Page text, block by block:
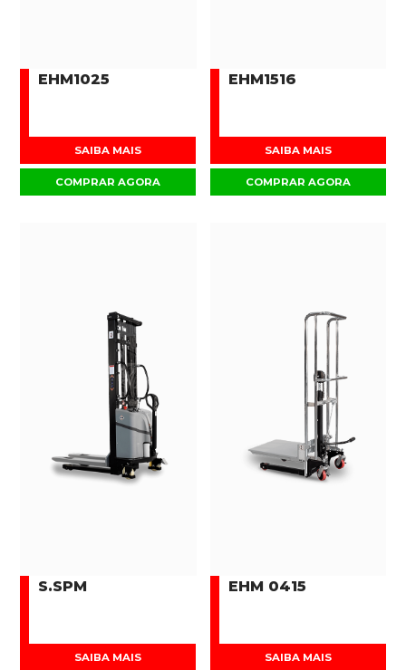
EHM1025
SAIBA MAIS
COMPRAR AGORA
EHM1516
SAIBA MAIS
COMPRAR AGORA
S.SPM
SAIBA MAIS
EHM 0415
SAIBA MAIS